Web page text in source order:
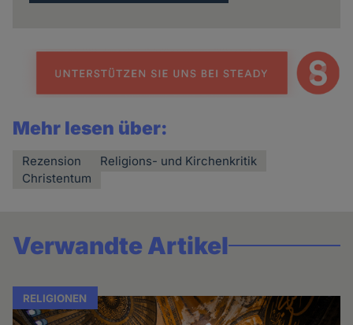
Mehr lesen über:
Rezension
Religions- und Kirchenkritik
Christentum
Verwandte Artikel
RELIGIONEN